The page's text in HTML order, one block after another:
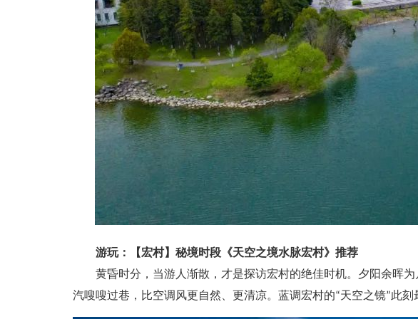
游玩：【宏村】秘境时段《天空之境水脉宏村》推荐
黄昏时分，当游人渐散，才是探访宏村的绝佳时机。夕阳余晖为
汽嗖嗖过巷，比空调风更自然、更清凉。蓝调宏村的“天空之镜”此